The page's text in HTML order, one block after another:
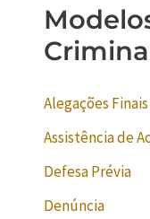
Alegações Finais
Assistência de
Defesa Prévia
Denúncia